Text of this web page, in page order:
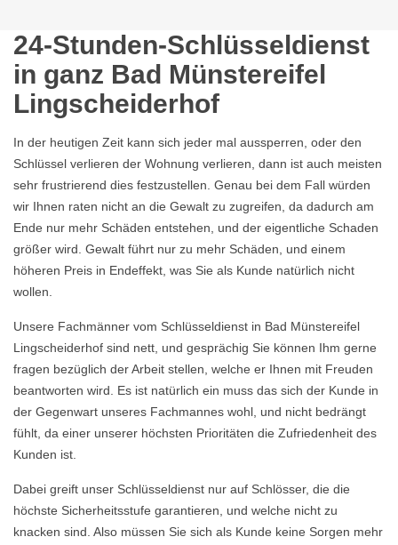
24-Stunden-Schlüsseldienst
in ganz Bad Münstereifel
Lingscheiderhof
In der heutigen Zeit kann sich jeder mal aussperren, oder den
Schlüssel verlieren der Wohnung verlieren, dann ist auch meisten
sehr frustrierend dies festzustellen. Genau bei dem Fall würden
wir Ihnen raten nicht an die Gewalt zu zugreifen, da dadurch am
Ende nur mehr Schäden entstehen, und der eigentliche Schaden
größer wird. Gewalt führt nur zu mehr Schäden, und einem
höheren Preis in Endeffekt, was Sie als Kunde natürlich nicht
wollen.
Unsere Fachmänner vom Schlüsseldienst in Bad Münstereifel
Lingscheiderhof sind nett, und gesprächig Sie können Ihm gerne
fragen bezüglich der Arbeit stellen, welche er Ihnen mit Freuden
beantworten wird. Es ist natürlich ein muss das sich der Kunde in
der Gegenwart unseres Fachmannes wohl, und nicht bedrängt
fühlt, da einer unserer höchsten Prioritäten die Zufriedenheit des
Kunden ist.
Dabei greift unser Schlüsseldienst nur auf Schlösser, die die
höchste Sicherheitsstufe garantieren, und welche nicht zu
knacken sind. Also müssen Sie sich als Kunde keine Sorgen mehr